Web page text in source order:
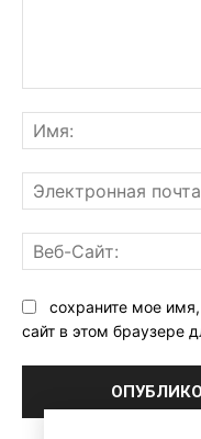
сохраните мое
сайт в этом браузере